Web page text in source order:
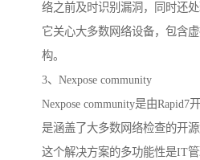
络之前及时识别漏洞，同时还处
它关心大多数网络设备，包含
构。
3、Nexpose community
Nexpose community是由Rapid7
是涵盖了大多数网络检查的开源
这个解决方案的多功能性是IT